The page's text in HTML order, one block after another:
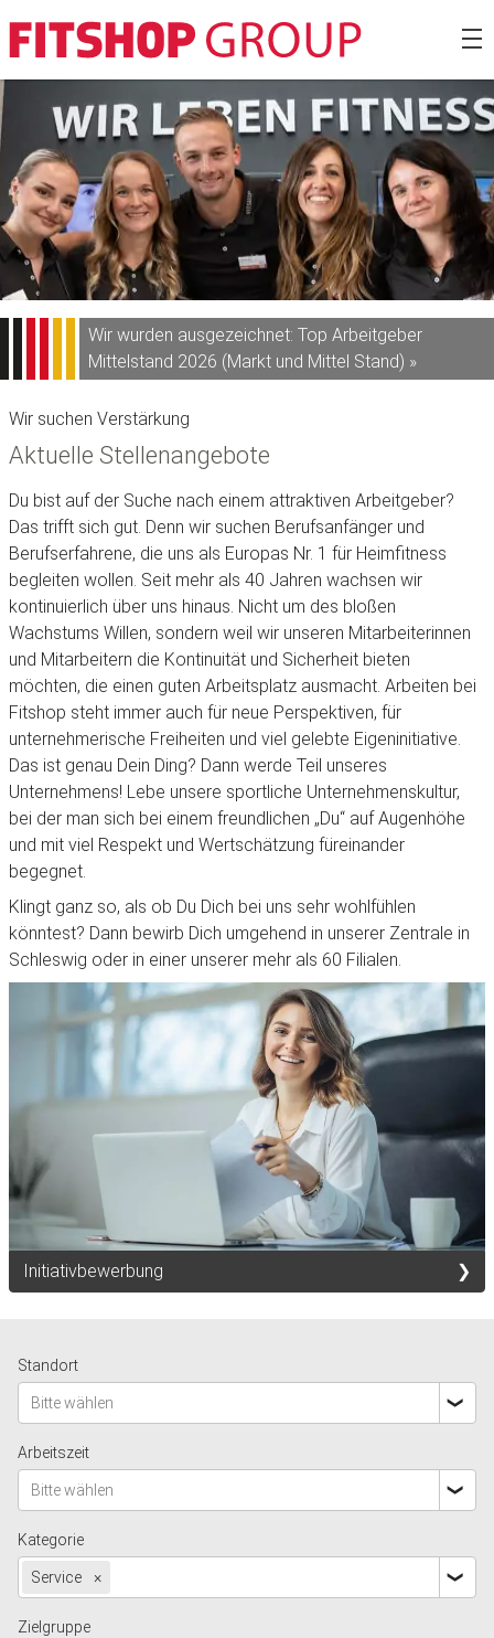
Zum
Inhalt
springen
Fitshop
Wir wurden ausgezeichnet: Top Arbeitgeber
Mittelstand 2026 (Markt und Mittel Stand) »
Wir suchen Verstärkung
Aktuelle Stellenangebote
Du bist auf der Suche nach einem attraktiven Arbeitgeber?
Das trifft sich gut. Denn wir suchen Berufsanfänger und
Berufserfahrene, die uns als Europas Nr. 1 für Heimfitness
begleiten wollen. Seit mehr als 40 Jahren wachsen wir
kontinuierlich über uns hinaus. Nicht um des bloßen
Wachstums Willen, sondern weil wir unseren Mitarbeiterinnen
und Mitarbeitern die Kontinuität und Sicherheit bieten
möchten, die einen guten Arbeitsplatz ausmacht. Arbeiten bei
Fitshop steht immer auch für neue Perspektiven, für
unternehmerische Freiheiten und viel gelebte Eigeninitiative.
Das ist genau Dein Ding? Dann werde Teil unseres
Unternehmens! Lebe unsere sportliche Unternehmenskultur,
bei der man sich bei einem freundlichen „Du“ auf Augenhöhe
und mit viel Respekt und Wertschätzung füreinander
begegnet.
Klingt ganz so, als ob Du Dich bei uns sehr wohlfühlen
könntest? Dann bewirb Dich umgehend in unserer Zentrale in
Schleswig oder in einer unserer mehr als 60 Filialen.
Initiativbewerbung
Standort
Bitte wählen
Arbeitszeit
Bitte wählen
Kategorie
Service ×
Zielgruppe